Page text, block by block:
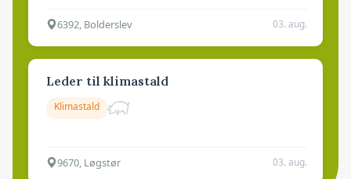
6392, Bolderslev 03. aug.
Leder til klimastald
Klimastald
9670, Løgstør 03. aug.